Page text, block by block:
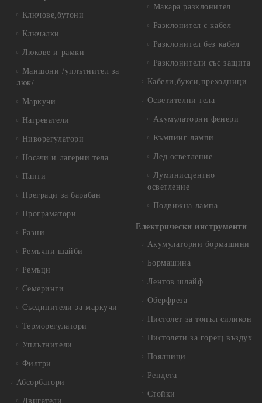
Ключове,бутони
Ключалки
Люкове и рамки
Маншони /уплътнител за
люк/
Маркучи
Нагреватели
Ниворегулатори
Носачи и лагерни тела
Панти
Прегради за барабан
Програматори
Разни
Ремъчни шайби
Ремъци
Семеринги
Съединители за маркучи
Терморегулатори
Уплътнители
Филтри
Абсорбатори
Двигатели
Макара разклонител
Разклонител с кабел
Разклонител без кабел
Разклонители със защита
Кабели,букси,преходници
Осветителни тела
Акумулаторни фенери
Къмпинг лампи
Лед осветление
Луминисцентно
осветление
Подвижна лампа
Електрически инструменти
Акумулаторни бормашини
Бормашина
Лентов шлайф
Оберфреза
Пистолет за топъл силикон
Пистолети за горещ въздух
Поялници
Рендета
Стойки